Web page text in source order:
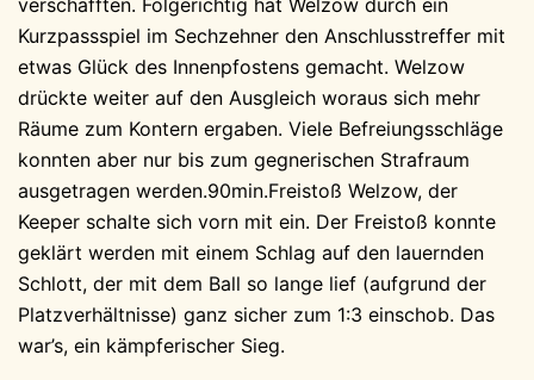
verschafften. Folgerichtig hat Welzow durch ein
Kurzpassspiel im Sechzehner den Anschlusstreffer mit
etwas Glück des Innenpfostens gemacht. Welzow
drückte weiter auf den Ausgleich woraus sich mehr
Räume zum Kontern ergaben. Viele Befreiungsschläge
konnten aber nur bis zum gegnerischen Strafraum
ausgetragen werden.90min.Freistoß Welzow, der
Keeper schalte sich vorn mit ein. Der Freistoß konnte
geklärt werden mit einem Schlag auf den lauernden
Schlott, der mit dem Ball so lange lief (aufgrund der
Platzverhältnisse) ganz sicher zum 1:3 einschob. Das
war’s, ein kämpferischer Sieg.